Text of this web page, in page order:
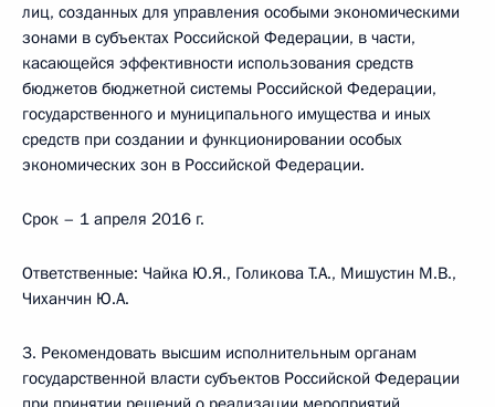
лиц, созданных для управления особыми экономическими
зонами в субъектах Российской Федерации, в части,
касающейся эффективности использования средств
бюджетов бюджетной системы Российской Федерации,
государственного и муниципального имущества и иных
средств при создании и функционировании особых
экономических зон в Российской Федерации.
Срок – 1 апреля 2016 г.
Ответственные: Чайка Ю.Я., Голикова Т.А., Мишустин М.В.,
Чиханчин Ю.А.
3. Рекомендовать высшим исполнительным органам
государственной власти субъектов Российской Федерации